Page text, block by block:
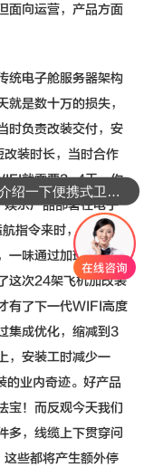
面向运营，产品方面
是数十万的损失，
时负责改装交付，安
装时长，当时合作
就需要3-4天，你
乐产品部署在电子
指令来时，位置冲
一味通过加班加点治
这次24架飞机加改装
有了下一代WIFI高度
集成优化，缩减到3
，安装工时减少一
的业内奇迹。好产品
宝！而反观今天我们
多，线缆上下贯穿问
些都将产生额外停
请介绍一下便携式卫星通信设备
想了解一下T600EX—0.6m ku波段宽频动中通天线